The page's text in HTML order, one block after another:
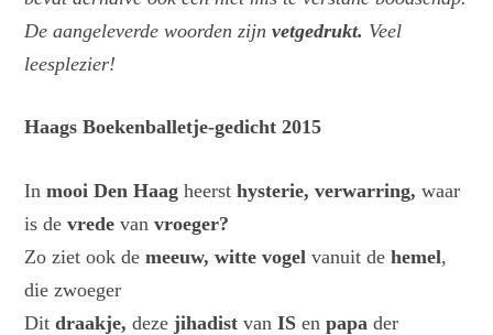
De aangeleverde woorden zijnvetgedrukt. Veel
leesplezier!
Haags Boekenballetje-gedicht 2015
Inmooi Den Haag heerst hysterie, verwarring,waar
is devredevan vroeger?
Zo ziet ook demeeuw, witte vogelvanuit dehemel,
die zwoeger
Dit draakje,deze jihadistvan ISen papader